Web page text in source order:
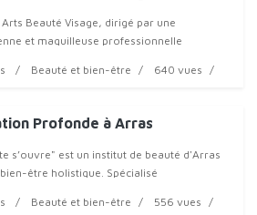
Beauté Visage, dirigé par une
et maquilleuse professionnelle
personnalisés. Grâce à son expertise, c
Beauté et bien-être 640 vues
Profonde à Arras
s’ouvre" est un institut de beauté d'Arras
être holistique. Spécialisé
Beauté et bien-être 556 vues